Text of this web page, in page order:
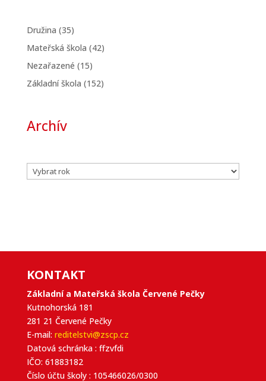
Družina (35)
Mateřská škola (42)
Nezařazené (15)
Základní škola (152)
Archív
Archivy
KONTAKT
Základní a Mateřská škola Červené Pečky
Kutnohorská 181
281 21 Červené Pečky
E-mail: reditelstvi@zscp.cz
Datová schránka : ffzvfdi
IČO: 61883182
Číslo účtu školy : 105466026/0300